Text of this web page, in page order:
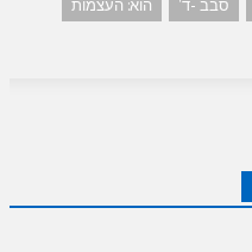
סבב -ד' הוא: העצמות